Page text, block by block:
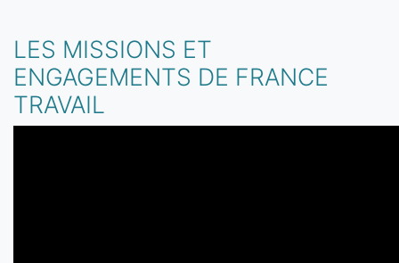
LES MISSIONS ET
ENGAGEMENTS DE FRANCE
TRAVAIL